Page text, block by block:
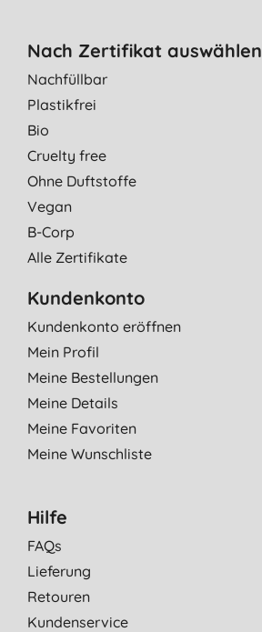
Nach Zertifikat auswählen
Nachfüllbar
Plastikfrei
Bio
Cruelty free
Ohne Duftstoffe
Vegan
B-Corp
Alle Zertifikate
Kundenkonto
Kundenkonto eröffnen
Mein Profil
Meine Bestellungen
Meine Details
Meine Favoriten
Meine Wunschliste
Hilfe
FAQs
Lieferung
Retouren
Kundenservice